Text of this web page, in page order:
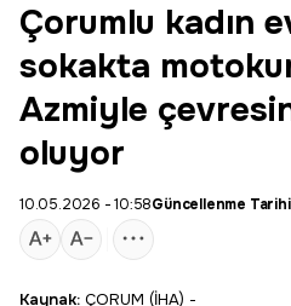
Çorumlu kadın
sokakta
Azmiyle
oluyor
10.05.2026 - 10:58Güncellenme
Kaynak: ÇORUM (İHA) -